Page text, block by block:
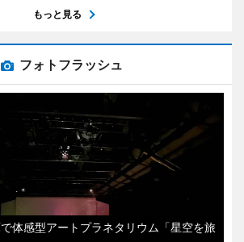
もっと見る
フォトフラッシュ
体感型アートプラネタリウム「星空を旅